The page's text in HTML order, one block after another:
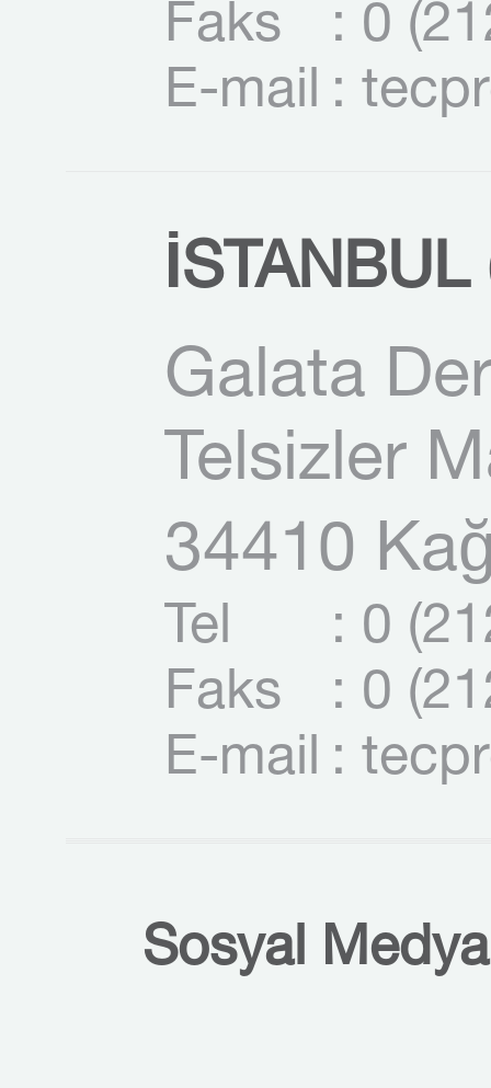
Faks
: 0
E-mail :
Galata
Telsizler
34410
Tel
: 0
Faks
: 0
E-mail :
Sosyal